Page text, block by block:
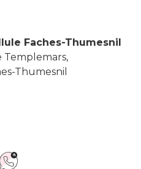
Faches-Thumesnil
Templemars,
Thumesnil